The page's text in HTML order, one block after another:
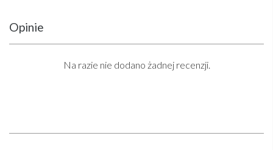
Opinie
Na razie nie dodano żadnej recenzji.